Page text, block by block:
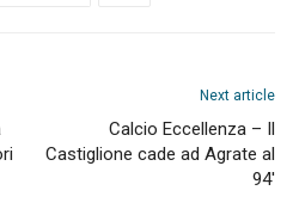
Next article
Calcio Eccellenza – Il
Castiglione cade ad Agrate al
94′